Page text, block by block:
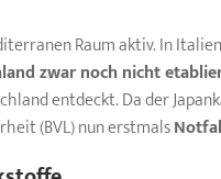
Raum aktiv. In
zwar noch nicht
entdeckt. Da der
(BVL) nun erstmals